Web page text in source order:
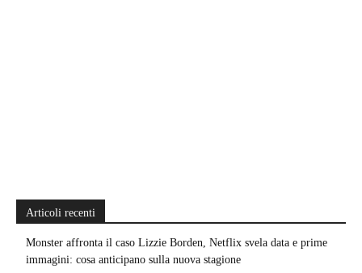
Articoli recenti
Monster affronta il caso Lizzie Borden, Netflix svela data e prime
immagini: cosa anticipano sulla nuova stagione